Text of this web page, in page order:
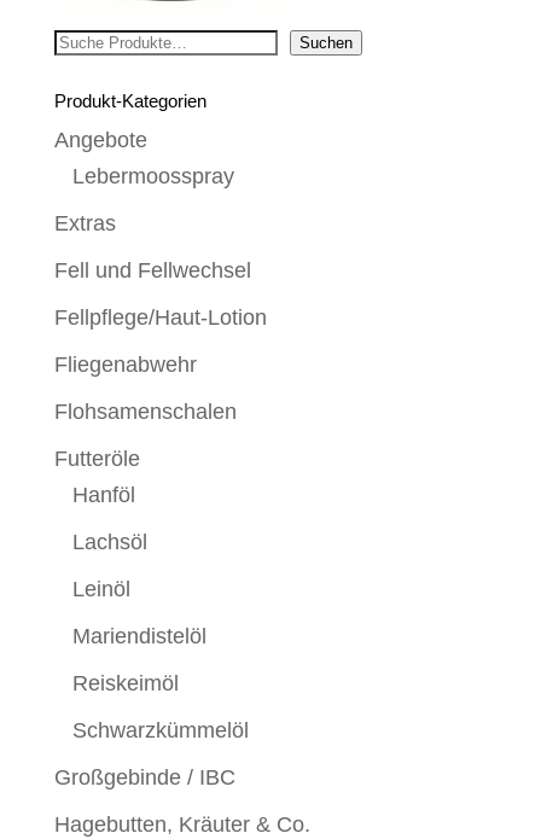
Suchen Suchen
Produkt-Kategorien
Angebote
Lebermoosspray
Extras
Fell und Fellwechsel
Fellpflege/Haut-Lotion
Fliegenabwehr
Flohsamenschalen
Futteröle
Hanföl
Lachsöl
Leinöl
Mariendistelöl
Reiskeimöl
Schwarzkümmelöl
Großgebinde / IBC
Hagebutten, Kräuter & Co.